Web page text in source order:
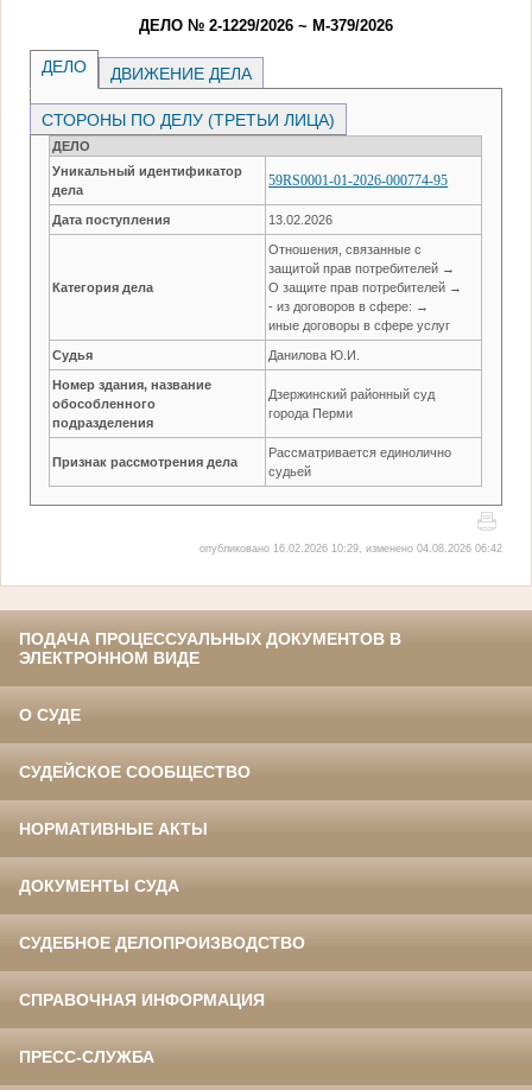
ДЕЛО № 2-1229/2026 ~ М-379/2026
ДЕЛО ДВИЖЕНИЕ ДЕЛА
СТОРОНЫ ПО ДЕЛУ (ТРЕТЬИ ЛИЦА)
ДЕЛО
Уникальный идентификатор
дела
59RS0001-01-2026-000774-95
Дата поступления 13.02.2026
Категория дела
Отношения, связанные с
защитой прав потребителей →
О защите прав потребителей →
- из договоров в сфере: →
иные договоры в сфере услуг
Судья Данилова Ю.И.
Номер здания, название
обособленного
подразделения
Дзержинский районный суд
города Перми
Признак рассмотрения дела
Рассматривается единолично
судьей
опубликовано 16.02.2026 10:29, изменено 04.08.2026 06:42
ПОДАЧА ПРОЦЕССУАЛЬНЫХ ДОКУМЕНТОВ В
ЭЛЕКТРОННОМ ВИДЕ
О СУДЕ
СУДЕЙСКОЕ СООБЩЕСТВО
НОРМАТИВНЫЕ АКТЫ
ДОКУМЕНТЫ СУДА
СУДЕБНОЕ ДЕЛОПРОИЗВОДСТВО
СПРАВОЧНАЯ ИНФОРМАЦИЯ
ПРЕСС-СЛУЖБА